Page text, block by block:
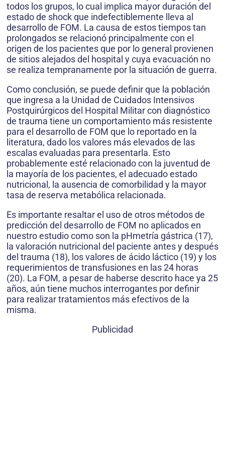
todos los grupos, lo cual implica mayor duración del
estado de shock que indefectiblemente lleva al
desarrollo de FOM. La causa de estos tiempos tan
prolongados se relacionó principalmente con el
origen de los pacientes que por lo general provienen
de sitios alejados del hospital y cuya evacuación no
se realiza tempranamente por la situación de guerra.
Como conclusión, se puede definir que la población
que ingresa a la Unidad de Cuidados Intensivos
Postquirúrgicos del Hospital Militar con diagnóstico
de trauma tiene un comportamiento más resistente
para el desarrollo de FOM que lo reportado en la
literatura, dado los valores más elevados de las
escalas evaluadas para presentarla. Esto
probablemente esté relacionado con la juventud de
la mayoría de los pacientes, el adecuado estado
nutricional, la ausencia de comorbilidad y la mayor
tasa de reserva metabólica relacionada.
Es importante resaltar el uso de otros métodos de
predicción del desarrollo de FOM no aplicados en
nuestro estudio como son la pHmetría gástrica (17),
la valoración nutricional del paciente antes y después
del trauma (18), los valores de ácido láctico (19) y los
requerimientos de transfusiones en las 24 horas
(20). La FOM, a pesar de haberse descrito hace ya 25
años, aún tiene muchos interrogantes por definir
para realizar tratamientos más efectivos de la
misma.
Publicidad